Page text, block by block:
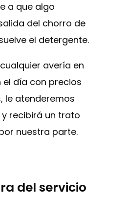
a que algo
del chorro de
el detergente.
avería en
el día con precios
le atenderemos
recibirá un trato
nuestra parte.
del servicio